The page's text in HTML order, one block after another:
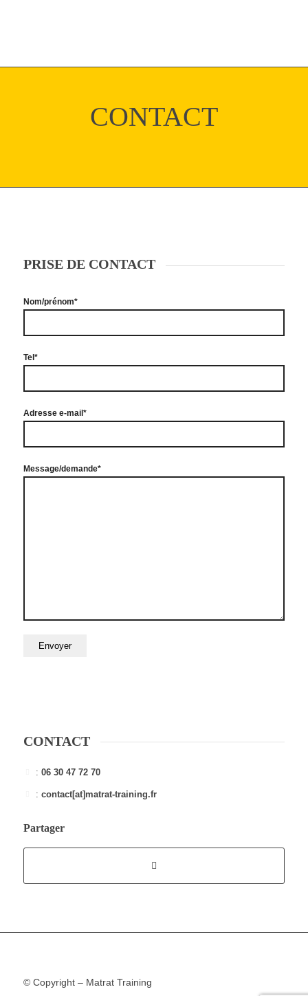
CONTACT
PRISE DE CONTACT
Nom/prénom*
Tel*
Adresse e-mail*
Message/demande*
CONTACT
:06 30 47 72 70
:contact[at]matrat-training.fr
Partager
© Copyright – Matrat Training